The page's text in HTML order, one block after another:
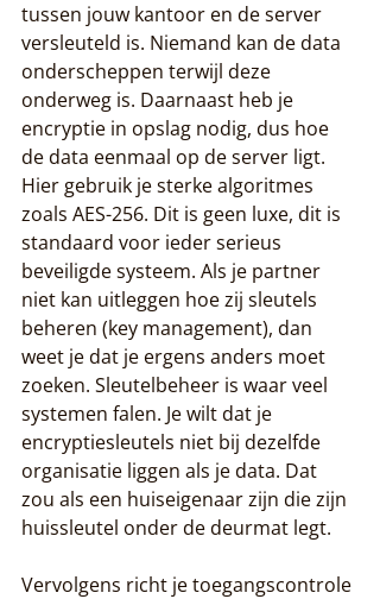
tussen jouw kantoor en de server
versleuteld is. Niemand kan de data
onderscheppen terwijl deze
onderweg is. Daarnaast heb je
encryptie in opslag nodig, dus hoe
de data eenmaal op de server ligt.
Hier gebruik je sterke algoritmes
zoals AES-256. Dit is geen luxe, dit is
standaard voor ieder serieus
beveiligde systeem. Als je partner
niet kan uitleggen hoe zij sleutels
beheren (key management), dan
weet je dat je ergens anders moet
zoeken. Sleutelbeheer is waar veel
systemen falen. Je wilt dat je
encryptiesleutels niet bij dezelfde
organisatie liggen als je data. Dat
zou als een huiseigenaar zijn die zijn
huissleutel onder de deurmat legt.
Vervolgens richt je toegangscontrole